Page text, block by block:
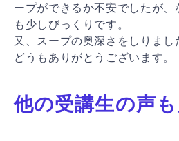
ープができるか不安でしたが
も少しびっくりです。
又、スープの奥深さをしりまし
どうもありがとうございます。
他の受講生の声